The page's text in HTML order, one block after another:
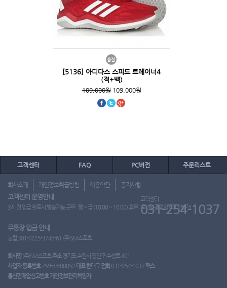
[5136] 아디다스 스피드 트레이너4
(적+백)
109,000원109,000원
고객센터 FAQ PC버전 주문리스트
회사소개 개인정보취급방침 이용약관 공지사항
고객센터 운영안내
3시 전 입금 완료시 발송가능 근무 : 월 ~ 금 (10:00 ~ 16:00) 휴무 : 토, 일, 공휴일 (도매 불가)
고객센터
031-254-1037
무통장 입금 안내
농협 301-0225-3745-61 (주)SM스포츠
회사명 (주)SM스포츠주소경기도 수원시 장안구 수성로 401
사업자 등록번호759-88-00852 대표한대규 전화031-254-1037팩스
통신판매업신고번호 개인정보관리책임자